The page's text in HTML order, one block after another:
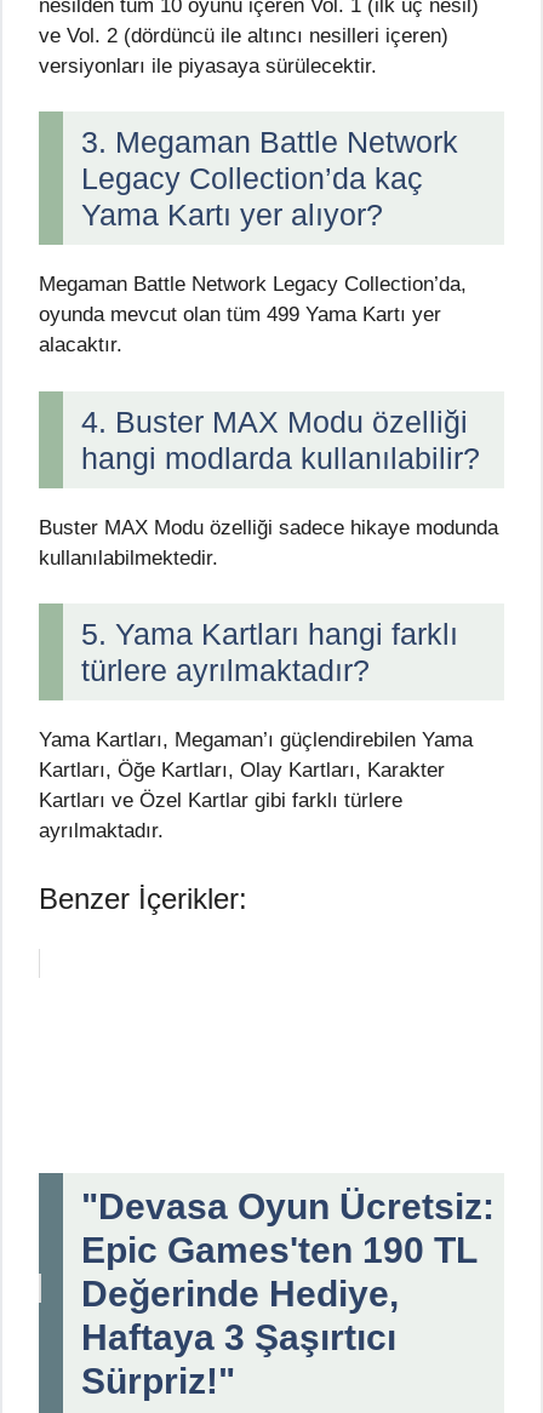
nesilden tüm 10 oyunu içeren Vol. 1 (ilk üç nesil)
ve Vol. 2 (dördüncü ile altıncı nesilleri içeren)
versiyonları ile piyasaya sürülecektir.
3. Megaman Battle Network
Legacy Collection’da kaç
Yama Kartı yer alıyor?
Megaman Battle Network Legacy Collection’da,
oyunda mevcut olan tüm 499 Yama Kartı yer
alacaktır.
4. Buster MAX Modu özelliği
hangi modlarda kullanılabilir?
Buster MAX Modu özelliği sadece hikaye modunda
kullanılabilmektedir.
5. Yama Kartları hangi farklı
türlere ayrılmaktadır?
Yama Kartları, Megaman’ı güçlendirebilen Yama
Kartları, Öğe Kartları, Olay Kartları, Karakter
Kartları ve Özel Kartlar gibi farklı türlere
ayrılmaktadır.
Benzer İçerikler:
"Devasa Oyun Ücretsiz:
Epic Games'ten 190 TL
Değerinde Hediye,
Haftaya 3 Şaşırtıcı
Sürpriz!"